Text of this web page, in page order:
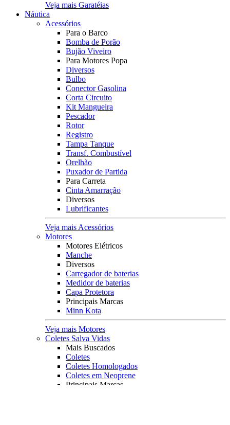
Veja mais Garatéias
Náutica
Acessórios
Para o Barco
Bomba de Porão
Bujão Viveiro
Para Motores Popa
Diversos
Bulbo
Conector Gasolina
Corta Circuito
Kit Mangueira
Pescador
Rotor
Registro
Tampa Tanque
Transf. Combustível
Orelhão
Puxador de Partida
Para Carreta
Cinta Amarração
Diversos
Lubrificantes
Veja mais Acessórios
Motores
Motores Elétricos
Manche
Diversos
Carregador de baterias
Medidor de baterias
Capa Protetora
Principais Marcas
Minn Kota
Veja mais Motores
Coletes Salva Vidas
Mais Buscados
Coletes
Coletes Homologados
Coletes em Neoprene
Principais Marcas